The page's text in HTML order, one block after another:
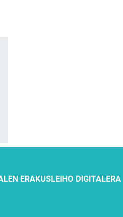
ERAKUSLEIHO DIGITALERA